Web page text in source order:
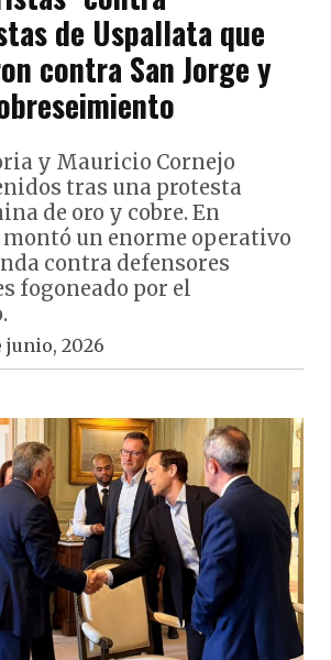
de Uspallata que
contra San Jorge y
y Mauricio Cornejo
tras una protesta
de oro y cobre. En
montó un enorme operativo
contra defensores
fogoneado por el
junio, 2026